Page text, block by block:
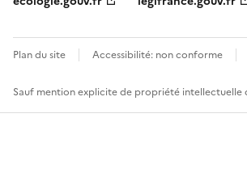
Plan du site Accessibilité: non conforme
Sauf mention explicite de propriété intellectuelle